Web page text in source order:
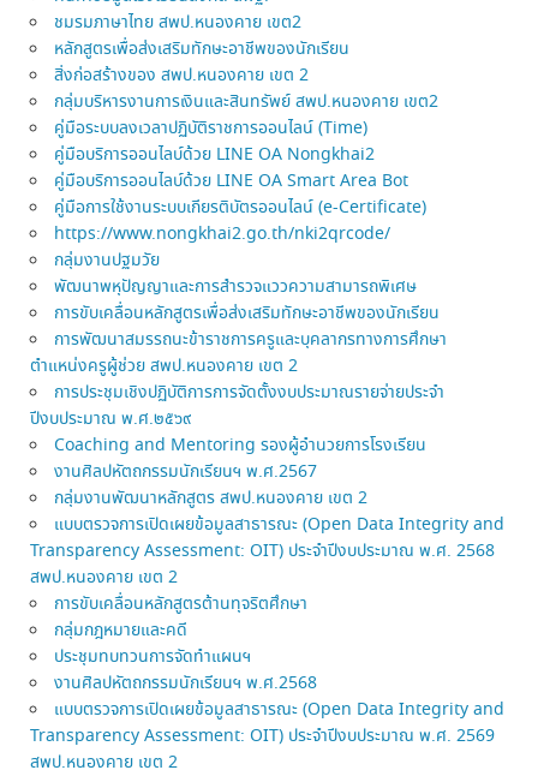
ชมรมภาษาไทย สพป.หนองคาย เขต2
หลักสูตรเพื่อส่งเสริมทักษะอาชีพของนักเรียน
สิ่งก่อสร้างของ สพป.หนองคาย เขต 2
กลุ่มบริหารงานการเงินและสินทรัพย์ สพป.หนองคาย เขต2
คู่มือระบบลงเวลาปฏิบัติราชการออนไลน์ (Time)
คู่มือบริการออนไลบ์ด้วย LINE OA Nongkhai2
คู่มือบริการออนไลบ์ด้วย LINE OA Smart Area Bot
คู่มือการใช้งานระบบเกียรติบัตรออนไลน์ (e-Certificate)
https://www.nongkhai2.go.th/nki2qrcode/
กลุ่มงานปฐมวัย
พัฒนาพหุปัญญาและการสำรวจแววความสามารถพิเศษ
การขับเคลื่อนหลักสูตรเพื่อส่งเสริมทักษะอาชีพของนักเรียน
การพัฒนาสมรรถนะข้าราชการครูและบุคลากรทางการศึกษา
ตำแหน่งครูผู้ช่วย สพป.หนองคาย เขต 2
การประชุมเชิงปฏิบัติการการจัดตั้งงบประมาณรายจ่ายประจำ
ปีงบประมาณ พ.ศ.๒๕๖๙
Coaching and Mentoring รองผู้อำนวยการโรงเรียน
งานศิลปหัตถกรรมนักเรียนฯ พ.ศ.2567
กลุ่มงานพัฒนาหลักสูตร สพป.หนองคาย เขต 2
แบบตรวจการเปิดเผยข้อมูลสาธารณะ (Open Data Integrity and
Transparency Assessment: OIT) ประจำปีงบประมาณ พ.ศ. 2568
สพป.หนองคาย เขต 2
การขับเคลื่อนหลักสูตรต้านทุจริตศึกษา
กลุ่มกฎหมายและคดี
ประชุมทบทวนการจัดทำแผนฯ
งานศิลปหัตถกรรมนักเรียนฯ พ.ศ.2568
แบบตรวจการเปิดเผยข้อมูลสาธารณะ (Open Data Integrity and
Transparency Assessment: OIT) ประจำปีงบประมาณ พ.ศ. 2569
สพป.หนองคาย เขต 2